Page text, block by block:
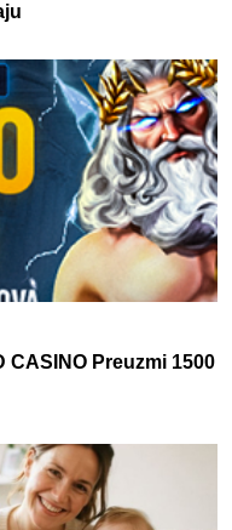
CASINO Preuzmi 1500